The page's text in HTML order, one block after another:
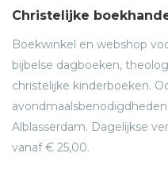
Christelijke
Boekwinkel en webshop
bijbelse dagboeken,
christelijke kinderboeken.
Alblasserdam. Dagelijkse
vanaf € 25,00.